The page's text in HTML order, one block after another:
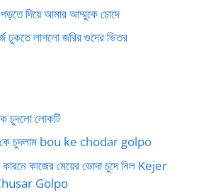
দিয়ে আমার আম্মুকে চোদে
ঢুকতে লাগলো জরির গুদের ভিতর
চুদলো লোকটি
কে চুদলাম bou ke chodar golpo
কারনে কাজের মেয়ের ভোদা চুদে নিল Kejer
Golpo